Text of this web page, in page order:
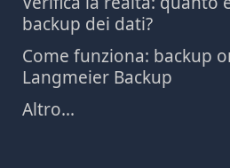
backup dei dati?
Come funziona: backup
Langmeier Backup
Altro...